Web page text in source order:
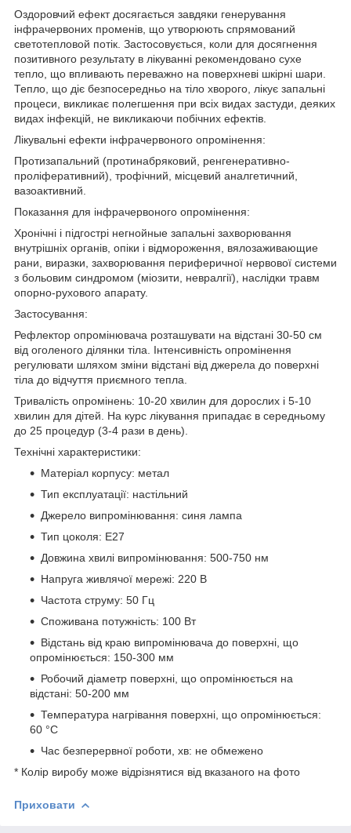
Оздоровчий ефект досягається завдяки генерування
інфрачервоних променів, що утворюють спрямований
светотепловой потік. Застосовується, коли для досягнення
позитивного результату в лікуванні рекомендовано сухе
тепло, що впливають переважно на поверхневі шкірні шари.
Тепло, що діє безпосередньо на тіло хворого, лікує запальні
процеси, викликає полегшення при всіх видах застуди, деяких
видах інфекцій, не викликаючи побічних ефектів.
Лікувальні ефекти інфрачервоного опромінення:
Протизапальний (протинабряковий, ренгенеративно-
проліферативний), трофічний, місцевий аналгетичний,
вазоактивний.
Показання для інфрачервоного опромінення:
Хронічні і підгострі негнойные запальні захворювання
внутрішніх органів, опіки і відмороження, вялозаживающие
рани, виразки, захворювання периферичної нервової системи
з больовим синдромом (міозити, невралгії), наслідки травм
опорно-рухового апарату.
Застосування:
Рефлектор опромінювача розташувати на відстані 30-50 см
від оголеного ділянки тіла. Інтенсивність опромінення
регулювати шляхом зміни відстані від джерела до поверхні
тіла до відчуття приємного тепла.
Тривалість опромінень: 10-20 хвилин для дорослих і 5-10
хвилин для дітей. На курс лікування припадає в середньому
до 25 процедур (3-4 рази в день).
Технічні характеристики:
Матеріал корпусу: метал
Тип експлуатації: настільний
Джерело випромінювання: синя лампа
Тип цоколя: Е27
Довжина хвилі випромінювання: 500-750 нм
Напруга живлячої мережі: 220 В
Частота струму: 50 Гц
Споживана потужність: 100 Вт
Відстань від краю випромінювача до поверхні, що
опромінюється: 150-300 мм
Робочий діаметр поверхні, що опромінюється на
відстані: 50-200 мм
Температура нагрівання поверхні, що опромінюється:
60 °С
Час безперервної роботи, хв: не обмежено
* Колір виробу може відрізнятися від вказаного на фото
Приховати